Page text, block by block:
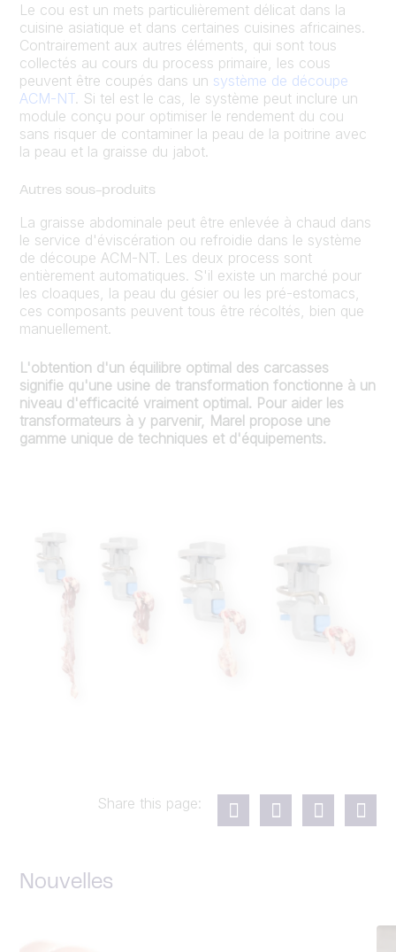
Le cou est un mets particulièrement délicat dans la
cuisine asiatique et dans certaines cuisines africaines.
Contrairement aux autres éléments, qui sont tous
collectés au cours du process primaire, les cous
peuvent être coupés dans un système de découpe
ACM-NT. Si tel est le cas, le système peut inclure un
module conçu pour optimiser le rendement du cou
sans risquer de contaminer la peau de la poitrine avec
la peau et la graisse du jabot.
Autres sous-produits
La graisse abdominale peut être enlevée à chaud dans
le service d'éviscération ou refroidie dans le système
de découpe ACM-NT. Les deux process sont
entièrement automatiques. S'il existe un marché pour
les cloaques, la peau du gésier ou les pré-estomacs,
ces composants peuvent tous être récoltés, bien que
manuellement.
L'obtention d'un équilibre optimal des carcasses
signifie qu'une usine de transformation fonctionne à un
niveau d'efficacité vraiment optimal. Pour aider les
transformateurs à y parvenir, Marel propose une
gamme unique de techniques et d'équipements.
Share this page:
Nouvelles